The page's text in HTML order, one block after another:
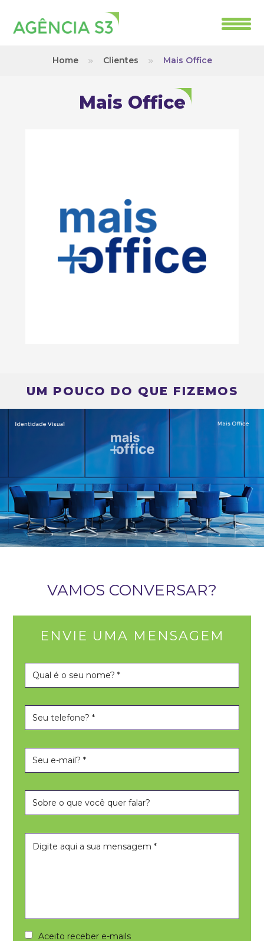
Home Clientes Mais Office
Mais Office
UM POUCO DO QUE FIZEMOS
VAMOS CONVERSAR?
ENVIE UMA MENSAGEM
Aceito receber e-mails